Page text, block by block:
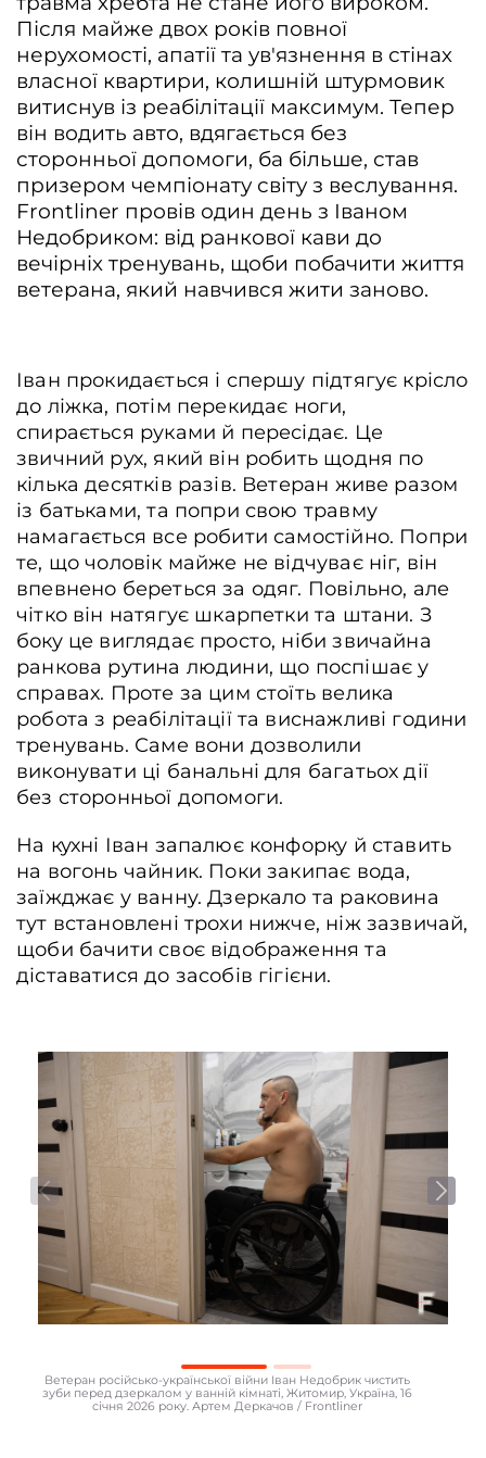
Після майже двох років повної
нерухомості, апатії та ув'язнення в стінах
власної квартири, колишній штурмовик
витиснув із реабілітації максимум. Тепер
він водить авто, вдягається без
сторонньої допомоги, ба більше, став
призером чемпіонату світу з веслування.
Frontliner провів один день з Іваном
Недобриком: від ранкової кави до
вечірніх тренувань, щоби побачити життя
ветерана, який навчився жити заново.
Іван прокидається і спершу підтягує крісло
до ліжка, потім перекидає ноги,
спирається руками й пересідає. Це
звичний рух, який він робить щодня по
кілька десятків разів. Ветеран живе разом
із батьками, та попри свою травму
намагається все робити самостійно. Попри
те, що чоловік майже не відчуває ніг, він
впевнено береться за одяг. Повільно, але
чітко він натягує шкарпетки та штани. З
боку це виглядає просто, ніби звичайна
ранкова рутина людини, що поспішає у
справах. Проте за цим стоїть велика
робота з реабілітації та виснажливі години
тренувань. Саме вони дозволили
виконувати ці банальні для багатьох дії
без сторонньої допомоги.
На кухні Іван запалює конфорку й ставить
на вогонь чайник. Поки закипає вода,
заїжджає у ванну. Дзеркало та раковина
тут встановлені трохи нижче, ніж зазвичай,
щоби бачити своє відображення та
діставатися до засобів гігієни.
Ветеран російсько-української війни Іван Недобрик чистить
зуби перед дзеркалом у ванній кімнаті, Житомир, Україна, 16
січня 2026 року. Артем Деркачов / Frontliner